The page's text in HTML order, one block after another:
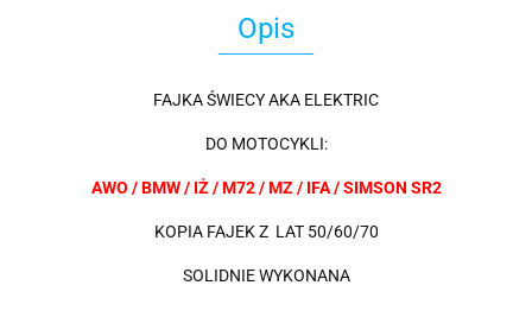
Opis
FAJKA ŚWIECY AKA ELEKTRIC
DO MOTOCYKLI:
AWO / BMW / IŻ / M72 / MZ / IFA / SIMSON SR2
KOPIA FAJEK Z LAT 50/60/70
SOLIDNIE WYKONANA